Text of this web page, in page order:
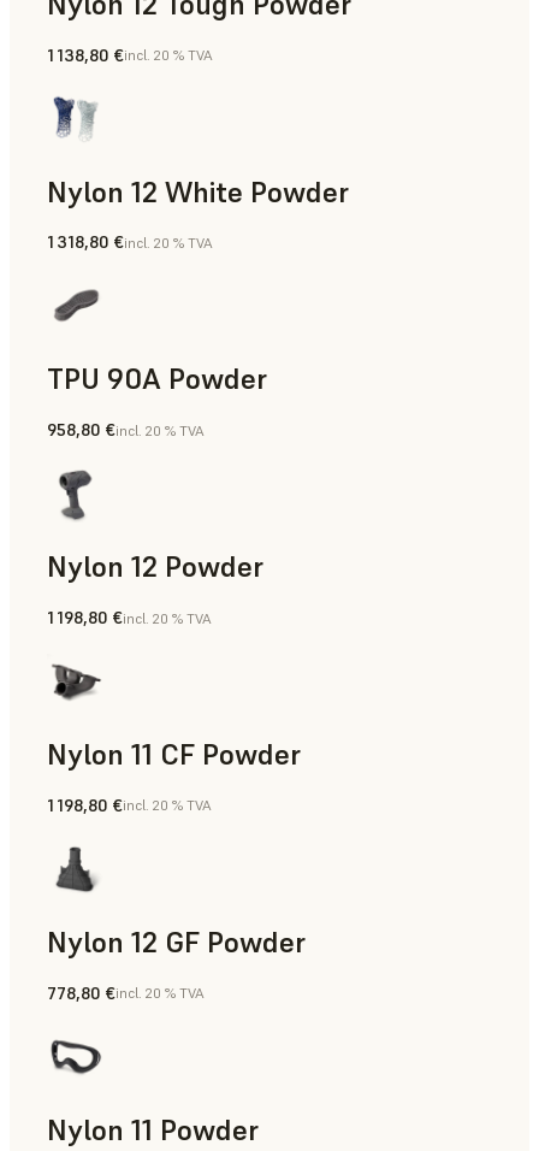
Aides à la fabrication, Outillage rapide, Pièces finales,
1 138,80 €incl. 20 % TVA
Nylon 12 White Powder
Aides à la fabrication, Pièces finales, Prototypage rapide
1 318,80 €incl. 20 % TVA
TPU 90A Powder
Pièces finales, Prototypage rapide
958,80 €incl. 20 % TVA
Nylon 12 Powder
Aides à la fabrication, Outillage rapide, Pièces finales,
1 198,80 €incl. 20 % TVA
Nylon 11 CF Powder
Aides à la fabrication, Outillage rapide, Pièces finales,
1 198,80 €incl. 20 % TVA
Nylon 12 GF Powder
Aides à la fabrication, Outillage rapide, Pièces finales,
778,80 €incl. 20 % TVA
Nylon 11 Powder